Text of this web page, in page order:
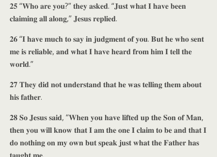
𝟐𝟓 “𝐖𝐡𝐨 𝐚𝐫𝐞 𝐲𝐨𝐮?” 𝐭𝐡𝐞𝐲 𝐚𝐬𝐤𝐞𝐝. “𝐉𝐮𝐬𝐭 𝐰𝐡𝐚𝐭 𝐈 𝐡𝐚𝐯𝐞 𝐛𝐞𝐞𝐧
𝐜𝐥𝐚𝐢𝐦𝐢𝐧𝐠 𝐚𝐥𝐥 𝐚𝐥𝐨𝐧𝐠,” 𝐉𝐞𝐬𝐮𝐬 𝐫𝐞𝐩𝐥𝐢𝐞𝐝.
𝟐𝟔 “𝐈 𝐡𝐚𝐯𝐞 𝐦𝐮𝐜𝐡 𝐭𝐨 𝐬𝐚𝐲 𝐢𝐧 𝐣𝐮𝐝𝐠𝐦𝐞𝐧𝐭 𝐨𝐟 𝐲𝐨𝐮. 𝐁𝐮𝐭 𝐡𝐞 𝐰𝐡𝐨 𝐬𝐞𝐧𝐭
𝐦𝐞 𝐢𝐬 𝐫𝐞𝐥𝐢𝐚𝐛𝐥𝐞, 𝐚𝐧𝐝 𝐰𝐡𝐚𝐭 𝐈 𝐡𝐚𝐯𝐞 𝐡𝐞𝐚𝐫𝐝 𝐟𝐫𝐨𝐦 𝐡𝐢𝐦 𝐈 𝐭𝐞𝐥𝐥 𝐭𝐡𝐞
𝐰𝐨𝐫𝐥𝐝.”
𝟐𝟕 𝐓𝐡𝐞𝐲 𝐝𝐢𝐝 𝐧𝐨𝐭 𝐮𝐧𝐝𝐞𝐫𝐬𝐭𝐚𝐧𝐝 𝐭𝐡𝐚𝐭 𝐡𝐞 𝐰𝐚𝐬 𝐭𝐞𝐥𝐥𝐢𝐧𝐠 𝐭𝐡𝐞𝐦 𝐚𝐛𝐨𝐮𝐭
𝐡𝐢𝐬 𝐟𝐚𝐭𝐡𝐞𝐫.
𝟐𝟖 𝐒𝐨 𝐉𝐞𝐬𝐮𝐬 𝐬𝐚𝐢𝐝, “𝐖𝐡𝐞𝐧 𝐲𝐨𝐮 𝐡𝐚𝐯𝐞 𝐥𝐢𝐟𝐭𝐞𝐝 𝐮𝐩 𝐭𝐡𝐞 𝐒𝐨𝐧 𝐨𝐟 𝐌𝐚𝐧,
𝐭𝐡𝐞𝐧 𝐲𝐨𝐮 𝐰𝐢𝐥𝐥 𝐤𝐧𝐨𝐰 𝐭𝐡𝐚𝐭 𝐈 𝐚𝐦 𝐭𝐡𝐞 𝐨𝐧𝐞 𝐈 𝐜𝐥𝐚𝐢𝐦 𝐭𝐨 𝐛𝐞 𝐚𝐧𝐝 𝐭𝐡𝐚𝐭 𝐈
𝐝𝐨 𝐧𝐨𝐭𝐡𝐢𝐧𝐠 𝐨𝐧 𝐦𝐲 𝐨𝐰𝐧 𝐛𝐮𝐭 𝐬𝐩𝐞𝐚𝐤 𝐣𝐮𝐬𝐭 𝐰𝐡𝐚𝐭 𝐭𝐡𝐞 𝐅𝐚𝐭𝐡𝐞𝐫 𝐡𝐚𝐬